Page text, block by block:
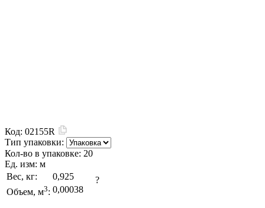
Код: 02155R
Тип упаковки:
Кол-во в упаковке: 20
Ед. изм: м
Вес, кг:
0,925
Объем, м3: 0,00038
?